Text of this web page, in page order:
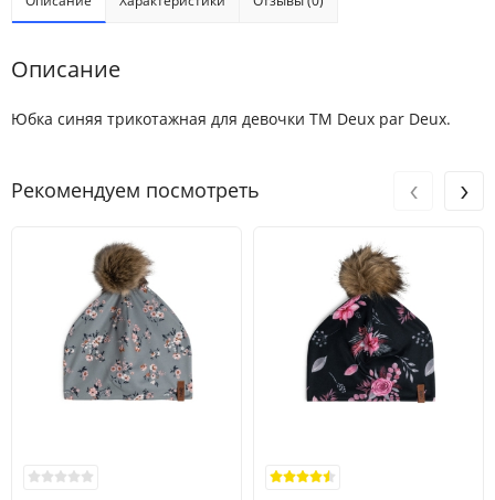
Описание
Юбка синяя трикотажная для девочки ТМ Deux par Deux.
Рекомендуем посмотреть ‹ ›